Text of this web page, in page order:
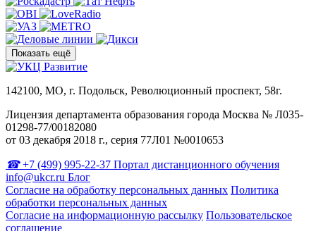
Показать ещё
142100, МО, г. Подольск, Революционный проспект, 58г.
Лицензия департамента образования города Москва № Л035-
01298-77/00182080
от 03 декабря 2018 г., серия 77Л01 №0010653
+7 (499) 995-22-37 Портал дистанционного обучения
info@ukcr.ru Блог
Согласие на обработку персональных данных Политика
обработки персональных данных
Согласие на информационную рассылку Пользовательское
соглашение